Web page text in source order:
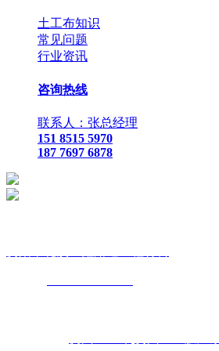
土工布知识
常见问题
行业资讯
咨询热线
联系人：张总经理
151 8515 5970
187 7697 6878